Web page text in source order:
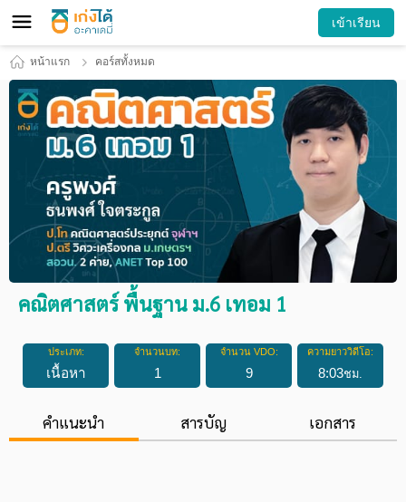
เข้าเรียน
หน้าแรก คอร์สทั้งหมด
คณิตศาสตร์ พื้นฐาน ม.6 เทอม 1
ประเภท:
เนื้อหา
จำนวนบท:
1
จำนวน VDO:
9
ความยาววิดีโอ:
8:03ชม.
คำแนะนำ สารบัญ เอกสาร